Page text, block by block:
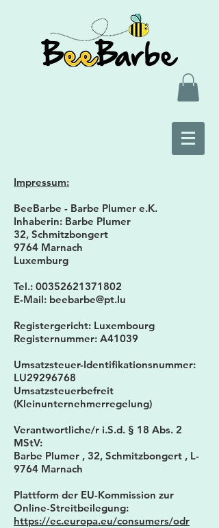
Impressum:
BeeBarbe - Barbe Plumer e.K.
Inhaberin: Barbe Plumer
32, Schmitzbongert
9764 Marnach
Luxemburg
Tel.: 00352621371802
E-Mail: beebarbe@pt.lu
Registergericht: Luxembourg
Registernummer: A41039
Umsatzsteuer-Identifikationsnummer:
LU29296768
Umsatzsteuerbefreit
(Kleinunternehmerregelung)
Verantwortliche/r i.S.d. § 18 Abs. 2
MStV:
Barbe Plumer , 32, Schmitzbongert , L-
9764 Marnach
Plattform der EU-Kommission zur
Online-Streitbeilegung:
https://ec.europa.eu/consumers/odr